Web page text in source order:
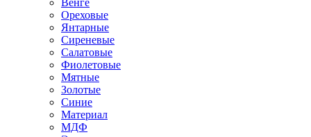
Венге
Ореховые
Янтарные
Сиреневые
Салатовые
Фиолетовые
Мятные
Золотые
Синие
Материал
МДФ